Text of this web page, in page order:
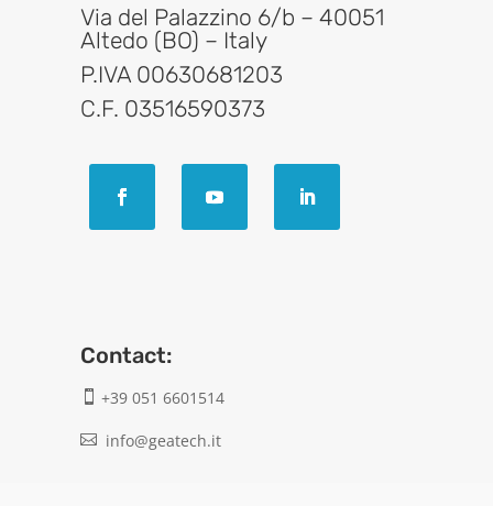
Via del Palazzino 6/b – 40051
Altedo (BO) – Italy
P.IVA 00630681203
C.F. 03516590373
Contact:
 +39 051 6601514
 info@geatech.it